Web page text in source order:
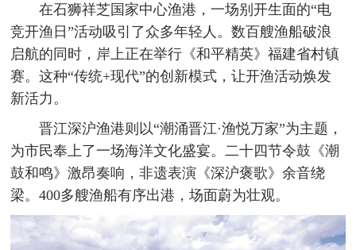
在石狮祥芝国家中心渔港，一场别开生面的“电
竞开渔日”活动吸引了众多年轻人。数百艘渔船破浪
启航的同时，岸上正在举行《和平精英》福建省村镇
赛。这种“传统+现代”的创新模式，让开渔活动焕发
新活力。
晋江深沪渔港则以“潮涌晋江·渔悦万家”为主题，
为市民奉上了一场海洋文化盛宴。二十四节令鼓《潮
鼓和鸣》激昂奏响，非遗表演《深沪褒歌》余音绕
梁。400多艘渔船有序出港，场面蔚为壮观。